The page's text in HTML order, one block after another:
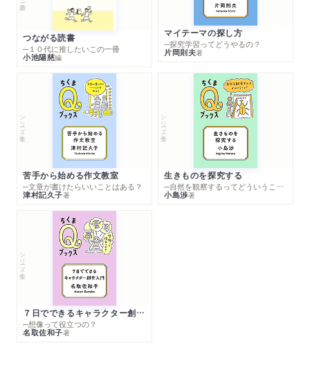
つながる読書
─１０代に推したいこの一冊
小池陽慈編
マイテーマの探し方
─探究学習ってどうやるの？
片岡則夫著
シリーズ・全集
苦手から始める作文教室
─文章が書けたらいいことはある？
津村記久子著
シリーズ・全集
生きものを探究する
─自然を観察するってどういうこと？
小島渉著
シリーズ・全集
７日でできるキャラクター創作入門
─想像って役立つの？
名取佐和子著